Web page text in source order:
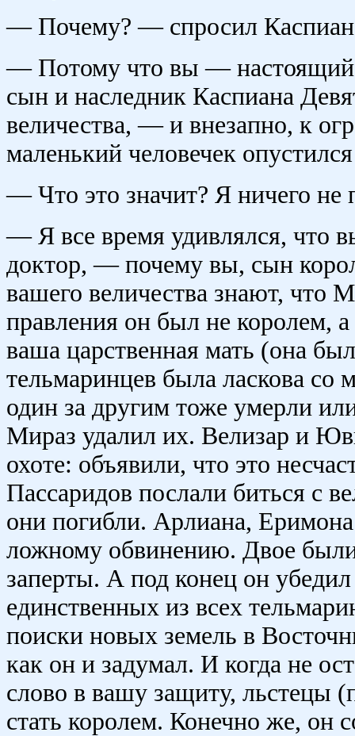
— Почему? — спросил
— Потому что вы — настоящий
сын и наследник Каспиана
величества, — и внезапно, к
маленький человечек
— Что это значит? Я ничего
— Я все время удивлялся, что
доктор, — почему вы, сын
вашего величества знают, что
правления он был не королем,
ваша царственная мать (она
тельмаринцев была ласкова со
один за другим тоже умерли
Мираз удалил их. Велизар и
охоте: объявили, что это
Пассаридов послали биться с
они погибли. Арлиана,
ложному обвинению. Двое
заперты. А под конец он
единственных из всех
поиски новых земель в
как он и задумал. И когда не
слово в вашу защиту, льстецы
стать королем. Конечно же, он